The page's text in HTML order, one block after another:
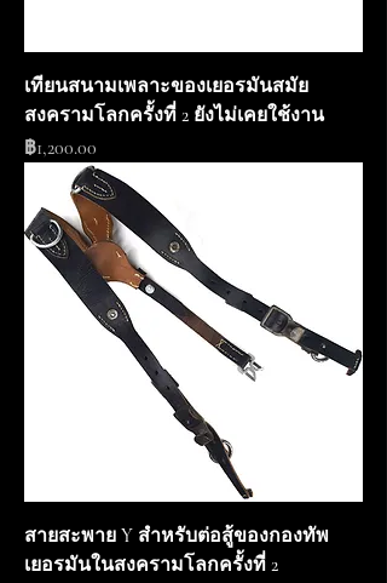
เทียนสนามเพลาะของเยอรมันสมัย
สงครามโลกครั้งที่ 2 ยังไม่เคยใช้งาน
ราคา
฿1,200.00
สายสะพาย Y สำหรับต่อสู้ของกองทัพ
เยอรมันในสงครามโลกครั้งที่ 2